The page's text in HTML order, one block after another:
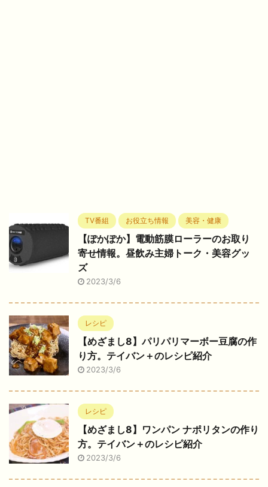
TV番組 お役立ち情報 美容・健康
【ぽかぽか】電動筋膜ローラーのお取り
寄せ情報。昼飲み主婦トーク・美容グッ
ズ
2023/3/6
レシピ
【めざまし8】パリパリマーボー豆腐の作
り方。テイバン＋のレシピ紹介
2023/3/6
レシピ
【めざまし8】ワンパン ナポリタンの作り
方。テイバン＋のレシピ紹介
2023/3/6